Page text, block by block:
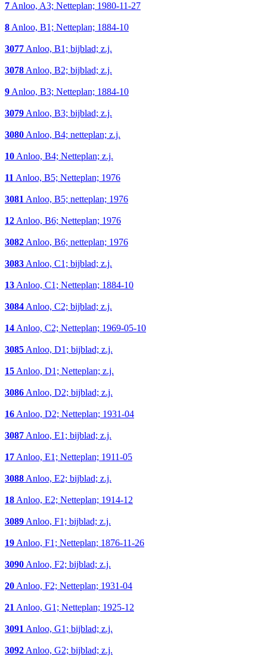
7Anloo, A3; Netteplan; 1980-11-27
8Anloo, B1; Netteplan; 1884-10
3077Anloo, B1; bijblad; z.j.
3078Anloo, B2; bijblad; z.j.
9Anloo, B3; Netteplan; 1884-10
3079Anloo, B3; bijblad; z.j.
3080Anloo, B4; netteplan; z.j.
10Anloo, B4; Netteplan; z.j.
11Anloo, B5; Netteplan; 1976
3081Anloo, B5; netteplan; 1976
12Anloo, B6; Netteplan; 1976
3082Anloo, B6; netteplan; 1976
3083Anloo, C1; bijblad; z.j.
13Anloo, C1; Netteplan; 1884-10
3084Anloo, C2; bijblad; z.j.
14Anloo, C2; Netteplan; 1969-05-10
3085Anloo, D1; bijblad; z.j.
15Anloo, D1; Netteplan; z.j.
3086Anloo, D2; bijblad; z.j.
16Anloo, D2; Netteplan; 1931-04
3087Anloo, E1; bijblad; z.j.
17Anloo, E1; Netteplan; 1911-05
3088Anloo, E2; bijblad; z.j.
18Anloo, E2; Netteplan; 1914-12
3089Anloo, F1; bijblad; z.j.
19Anloo, F1; Netteplan; 1876-11-26
3090Anloo, F2; bijblad; z.j.
20Anloo, F2; Netteplan; 1931-04
21Anloo, G1; Netteplan; 1925-12
3091Anloo, G1; bijblad; z.j.
3092Anloo, G2; bijblad; z.j.